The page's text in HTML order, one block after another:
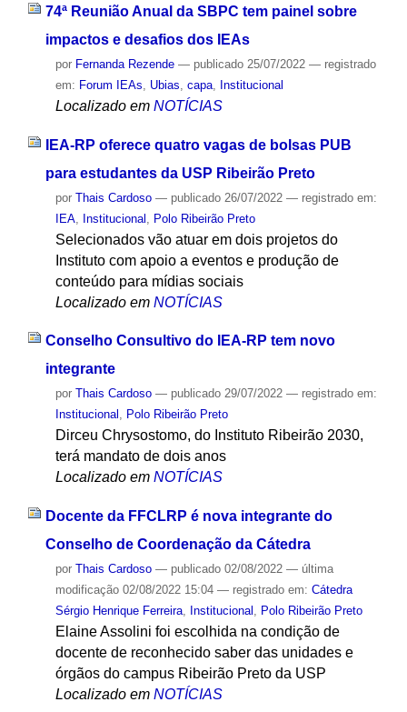
74ª Reunião Anual da SBPC tem painel sobre
impactos e desafios dos IEAs
por Fernanda Rezende — publicado25/07/2022 — registrado
em: Forum IEAs, Ubias, capa, Institucional
Localizado em NOTÍCIAS
IEA-RP oferece quatro vagas de bolsas PUB
para estudantes da USP Ribeirão Preto
por Thais Cardoso — publicado26/07/2022 — registrado em:
IEA, Institucional Polo Ribeirão Preto
Selecionados vão atuar em dois projetos do
Instituto com apoio a eventos e produção de
conteúdo para mídias sociais
Localizado em NOTÍCIAS
Conselho Consultivo do IEA-RP tem novo
integrante
por Thais Cardoso — publicado29/07/2022 — registrado em:
Institucional , Polo Ribeirão Preto
Dirceu Chrysostomo, do Instituto Ribeirão 2030,
terá mandato de dois anos
Localizado em NOTÍCIAS
Docente da FFCLRP é nova integrante do
Conselho de Coordenação da Cátedra
por Thais Cardoso — publicado02/08/2022 — última
modificação02/08/2022 15:04 — registrado em: Cátedra
Sérgio Henrique Ferreira, Institucional , Polo Ribeirão Preto
Elaine Assolini foi escolhida na condição de
docente de reconhecido saber das unidades e
órgãos do campus Ribeirão Preto da USP
Localizado em NOTÍCIAS